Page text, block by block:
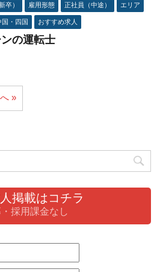
卒） 雇用形態 正社員（中途） エリア
国・四国 おすすめ求人
の運転士
»
掲載はコチラ
採用課金なし